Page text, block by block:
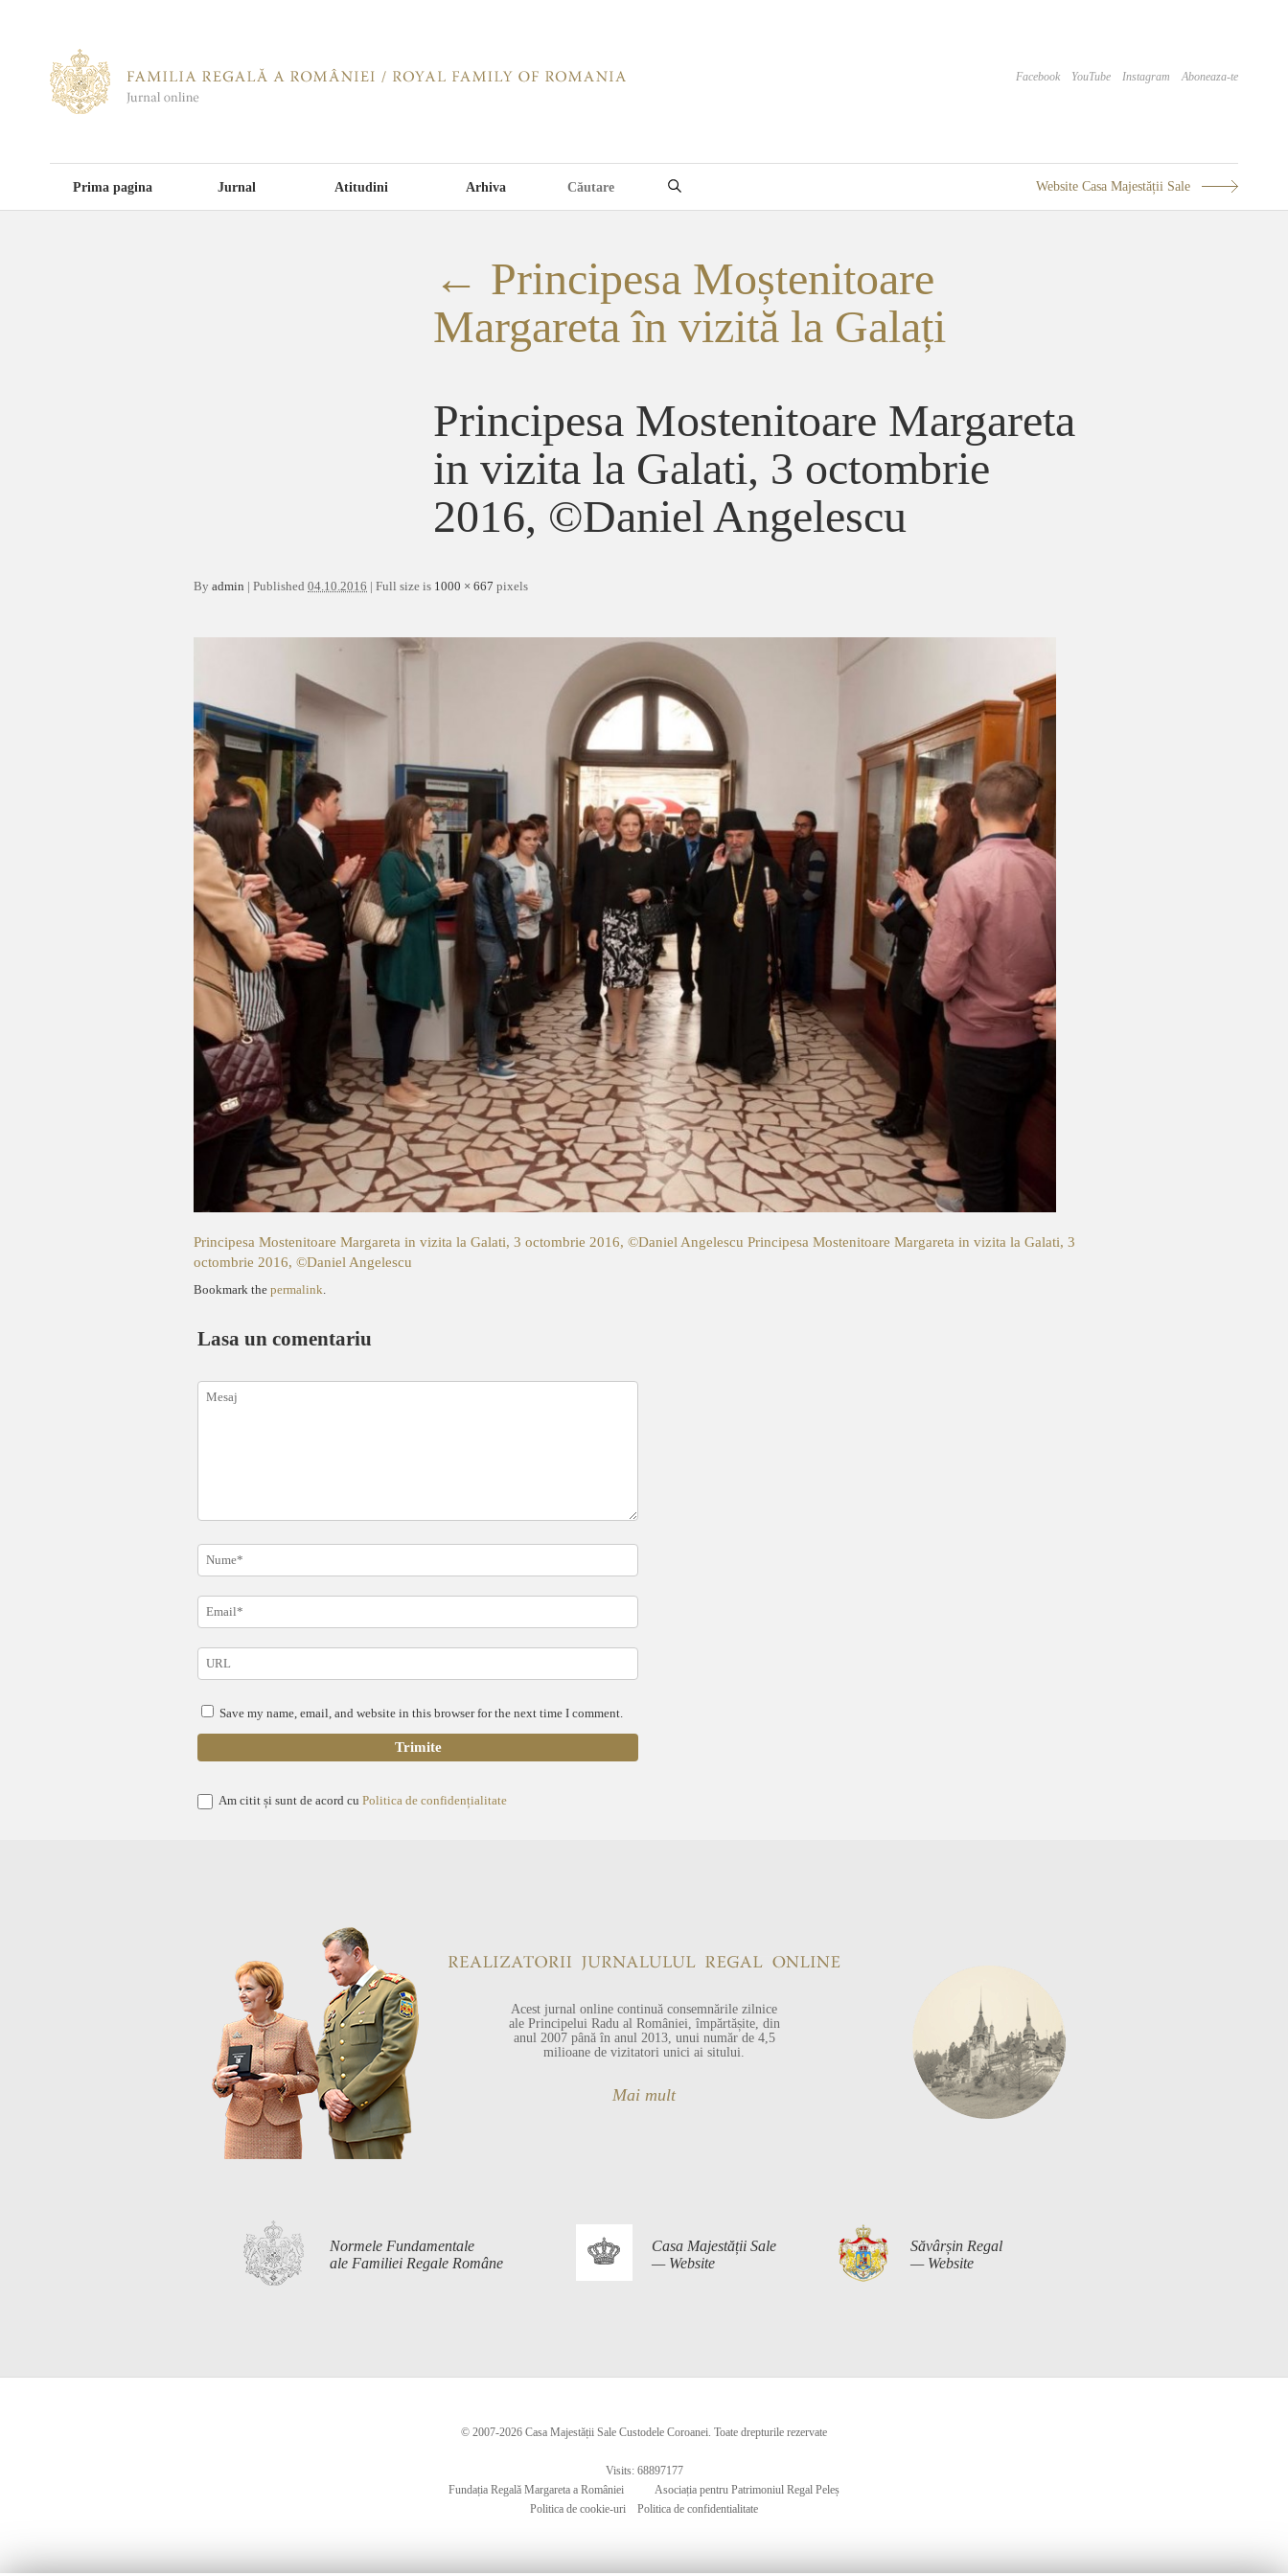
Facebook YouTube Instagram Aboneaza-te
Prima pagina Jurnal Atitudini Arhiva Website Casa Majestății Sale
← Principesa Moștenitoare
Margareta în vizită la Galați
Principesa Mostenitoare Margareta
in vizita la Galati, 3 octombrie
2016, ©Daniel Angelescu
By admin | Published 04.10.2016 | Full size is 1000 × 667 pixels
Principesa Mostenitoare Margareta in vizita la Galati, 3 octombrie 2016, ©Daniel Angelescu Principesa Mostenitoare Margareta in vizita la Galati, 3
octombrie 2016, ©Daniel Angelescu
Bookmark the permalink
Lasa un comentariu
Save my name, email, and website in this browser for the next time I comment.
Am citit și sunt de acord cu Politica de confidențialitate
Acest jurnal online continuă consemnările zilnice
ale Principelui Radu al României, împărtășite, din
anul 2007 până în anul 2013, unui număr de 4,5
milioane de vizitatori unici ai sitului.
Mai mult
Normele Fundamentale
ale Familiei Regale Române
Casa Majestății Sale
— Website
Săvârșin Regal
— Website
© 2007-2026 Casa Majestății Sale Custodele Coroanei. Toate drepturile rezervate
Visits: 68897177
Fundația Regală Margareta a României
Asociația pentru Patrimoniul Regal Peleș
Politica de cookie-uri
Politica de confidentialitate